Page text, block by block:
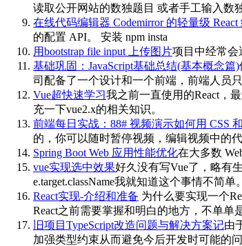
读取公开网站的数独题目 或者手工输入数
在线代码编辑器 Codemirror 的轻量级 React
的配置 API。 安装 npm insta
用bootstrap file input 上传图片项目中经常会
基础巩固：JavaScript基础总结(基本概念篇)
司配备了一个设计和一个前端，前端人员
Vue超快速学习我之前一直使用的React，
充一下vue2.x的相关知识。
前端每日实战：88# 视频演示如何用 CSS
的，你可以随时暂停视频，编辑视频中的
Spring Boot Web 应用性能优化在大多数
vue实现选中效果好久没有写Vue了，略有
e.target.className我就知道这个事情不简单
React实现-介绍和准备 为什么要实现一个
React之前需要掌握和明白的地方，不单
旧项目TypeScript改造问题与解决方案记由
加强类型约束从而避免今后开发时可能的问